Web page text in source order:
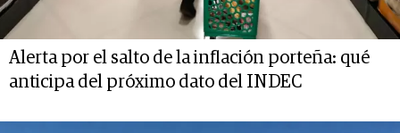
Alerta por el salto de la inflación porteña: qué
anticipa del próximo dato del INDEC